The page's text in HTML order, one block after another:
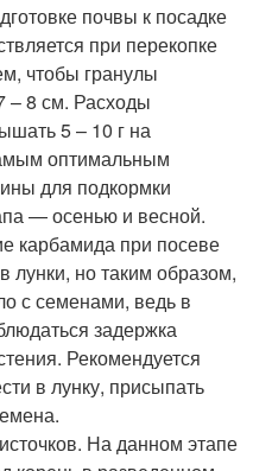
почвы к посадке
при перекопке
чтобы гранулы
– 8 см. Расходы
5 – 10 г на
оптимальным
для подкормки
— осенью и весной.
карбамида при посеве
лунки, но таким образом,
с семенами, ведь в
задержка
Рекомендуется
в лунку, присыпать
На данном этапе